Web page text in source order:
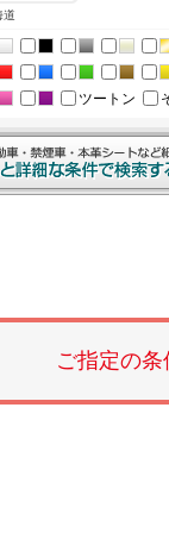
道
ツートン
ご指定の